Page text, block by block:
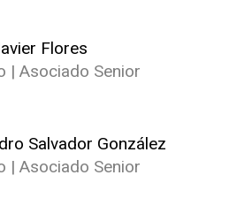
Flores
| Asociado Senior
Salvador González
| Asociado Senior